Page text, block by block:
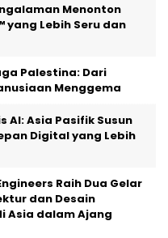
Menonton
yang Lebih Seru dan
Palestina: Dari
Menggema
AI: Asia Pasifik Susun
Digital yang Lebih
Raih Dua Gelar
dan Desain
Asia dalam Ajang